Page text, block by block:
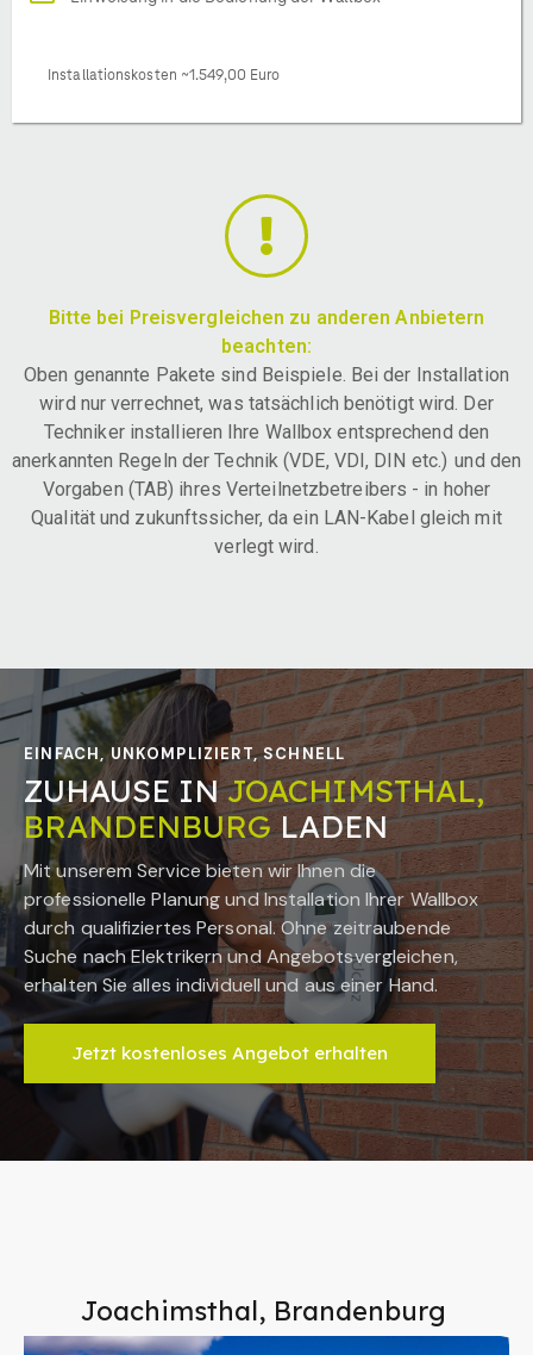
Installationskosten ~1.549,00 Euro
Bitte bei Preisvergleichen zu anderen Anbietern
beachten:
Oben genannte Pakete sind Beispiele. Bei der Installation
wird nur verrechnet, was tatsächlich benötigt wird. Der
Techniker installieren Ihre Wallbox entsprechend den
anerkannten Regeln der Technik (VDE, VDI, DIN etc.) und den
Vorgaben (TAB) ihres Verteilnetzbetreibers - in hoher
Qualität und zukunftssicher, da ein LAN-Kabel gleich mit
verlegt wird.
EINFACH, UNKOMPLIZIERT, SCHNELL
ZUHAUSE INJOACHIMSTHAL,
BRANDENBURGLADEN
Mit unserem Service bieten wir Ihnen die
professionelle Planung und Installation Ihrer Wallbox
durch qualifiziertes Personal. Ohne zeitraubende
Suche nach Elektrikern und Angebotsvergleichen,
erhalten Sie alles individuell und aus einer Hand.
Jetzt kostenloses Angebot erhalten
Joachimsthal, Brandenburg